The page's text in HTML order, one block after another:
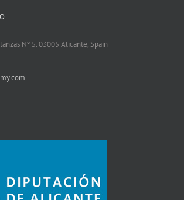
Nº 5. 03005 Alicante, Spain